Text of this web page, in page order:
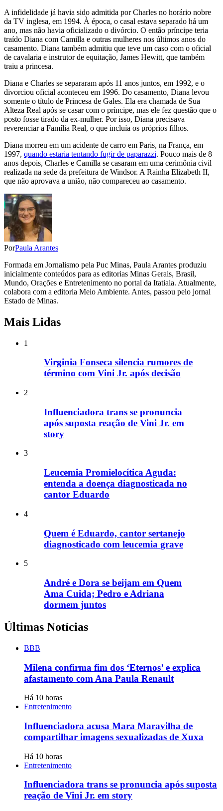
A infidelidade já havia sido admitida por Charles no horário nobre
da TV inglesa, em 1994. À época, o casal estava separado há um
ano, mas não havia oficializado o divórcio. O então príncipe teria
traído Diana com Camilla e outras mulheres nos últimos anos do
casamento. Diana também admitiu que teve um caso com o oficial
de cavalaria e instrutor de equitação, James Hewitt, que também
traiu a princesa.
Diana e Charles se separaram após 11 anos juntos, em 1992, e o
divorciou oficial aconteceu em 1996. Do casamento, Diana levou
somente o título de Princesa de Gales. Ela era chamada de Sua
Alteza Real após se casar com o príncipe, mas ele fez questão que o
posto fosse tirado da ex-mulher. Por isso, Diana precisava
reverenciar a Família Real, o que incluía os próprios filhos.
Diana morreu em um acidente de carro em Paris, na França, em
1997, quando estaria tentando fugir de paparazzi. Pouco mais de 8
anos depois, Charles e Camilla se casaram em uma cerimônia civil
realizada na sede da prefeitura de Windsor. A Rainha Elizabeth II,
que não aprovava a união, não compareceu ao casamento.
PorPaula Arantes
Formada em Jornalismo pela Puc Minas, Paula Arantes produziu
inicialmente conteúdos para as editorias Minas Gerais, Brasil,
Mundo, Orações e Entretenimento no portal da Itatiaia. Atualmente,
colabora com a editoria Meio Ambiente. Antes, passou pelo jornal
Estado de Minas.
Mais Lidas
1
Virginia Fonseca silencia rumores de
término com Vini Jr. após decisão
2
Influenciadora trans se pronuncia
após suposta reação de Vini Jr. em
story
3
Leucemia Promielocítica Aguda:
entenda a doença diagnosticada no
cantor Eduardo
4
Quem é Eduardo, cantor sertanejo
diagnosticado com leucemia grave
5
André e Dora se beijam em Quem
Ama Cuida; Pedro e Adriana
dormem juntos
Últimas Notícias
BBB
Milena confirma fim dos ‘Eternos’ e explica
afastamento com Ana Paula Renault
Há 10 horas
Entretenimento
Influenciadora acusa Mara Maravilha de
compartilhar imagens sexualizadas de Xuxa
Há 10 horas
Entretenimento
Influenciadora trans se pronuncia após suposta
reação de Vini Jr. em story